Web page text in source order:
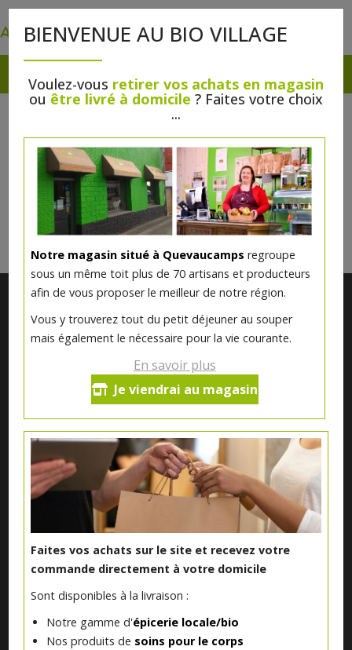
BIENVENUE AU BIO VILLAGE
Voulez-vous retirer vos achats en magasin
ou être livré à domicile ? Faites votre choix
...
Notre magasin situé à Quevaucamps regroupe
sous un même toit plus de 70 artisans et producteurs
afin de vous proposer le meilleur de notre région.
Vous y trouverez tout du petit déjeuner au souper
mais également le nécessaire pour la vie courante.
En savoir plus
Je viendrai au magasin
Faites vos achats sur le site et recevez votre
commande directement à votre domicile
Sont disponibles à la livraison :
Notre gamme d'épicerie locale/bio
Nos produits de soins pour le corps
COUQUES DE PÂQUES
Il n'y a rien à vous proposer pour l'instant.
Veuillez revenir plus tard.
Notre magasin situé à Quevaucamps réunit sous son toit les
produits de plus de 50 artisans et producteurs régionaux pour
vous servir du petit déjeuner au souper.
Qui sommes nous ?
Le blog
Contact